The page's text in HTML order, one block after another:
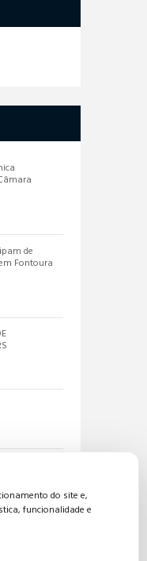
de
Fontoura
do próximo
pela
do site e,
funcionalidade e